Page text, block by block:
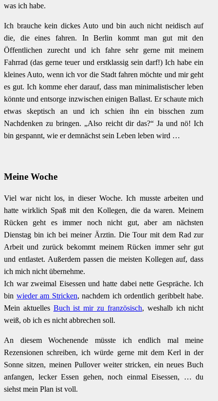
was ich habe.
Ich brauche kein dickes Auto und bin auch nicht neidisch auf
die, die eines fahren. In Berlin kommt man gut mit den
Öffentlichen zurecht und ich fahre sehr gerne mit meinem
Fahrrad (das gerne teuer und erstklassig sein darf!) Ich habe ein
kleines Auto, wenn ich vor die Stadt fahren möchte und mir geht
es gut. Ich komme eher darauf, dass man minimalistischer leben
könnte und entsorge inzwischen einigen Ballast. Er schaute mich
etwas skeptisch an und ich schien ihn ein bisschen zum
Nachdenken zu bringen. „Also reicht dir das?“ Ja und nö! Ich
bin gespannt, wie er demnächst sein Leben leben wird …
Meine Woche
Viel war nicht los, in dieser Woche. Ich musste arbeiten und
hatte wirklich Spaß mit den Kollegen, die da waren. Meinem
Rücken geht es immer noch nicht gut, aber am nächsten
Dienstag bin ich bei meiner Ärztin. Die Tour mit dem Rad zur
Arbeit und zurück bekommt meinem Rücken immer sehr gut
und entlastet. Außerdem passen die meisten Kollegen auf, dass
ich mich nicht übernehme.
Ich war zweimal Eisessen und hatte dabei nette Gespräche. Ich
bin wieder am Stricken, nachdem ich ordentlich geribbelt habe.
Mein aktuelles Buch ist mir zu französisch, weshalb ich nicht
weiß, ob ich es nicht abbrechen soll.
An diesem Wochenende müsste ich endlich mal meine
Rezensionen schreiben, ich würde gerne mit dem Kerl in der
Sonne sitzen, meinen Pullover weiter stricken, ein neues Buch
anfangen, lecker Essen gehen, noch einmal Eisessen, … du
siehst mein Plan ist voll.